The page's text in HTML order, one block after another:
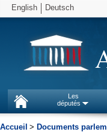
English Deutsch
Les
députés
Accueil > Documents